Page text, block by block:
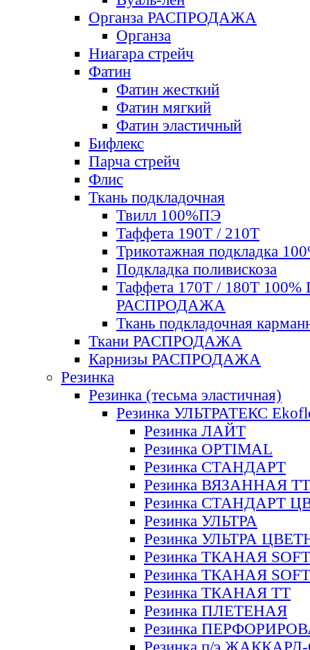
Органза РАСПРОДАЖА
Органза
Ниагара стрейч
Фатин
Фатин жесткий
Фатин мягкий
Фатин элаcтичный
Бифлекс
Парча стрейч
Флис
Ткань подкладочная
Твилл 100%ПЭ
Таффета 190Т / 210Т
Трикотажная подкладка
Подкладка поливискоза
Таффета 170Т / 180Т 100%
РАСПРОДАЖА
Ткань подкладочная
Ткани РАСПРОДАЖА
Карнизы РАСПРОДАЖА
Резинка
Резинка (тесьма эластичная)
Резинка УЛЬТРАТЕКС
Резинка ЛАЙТ
Резинка OPTIMAL
Резинка СТАНДАРТ
Резинка ВЯЗАННАЯ ТТ
Резинка СТАНДАРТ
Резинка УЛЬТРА
Резинка УЛЬТРА
Резинка ТКАНАЯ SOFT
Резинка ТКАНАЯ
Резинка ТКАНАЯ ТТ
Резинка ПЛЕТЕНАЯ
Резинка